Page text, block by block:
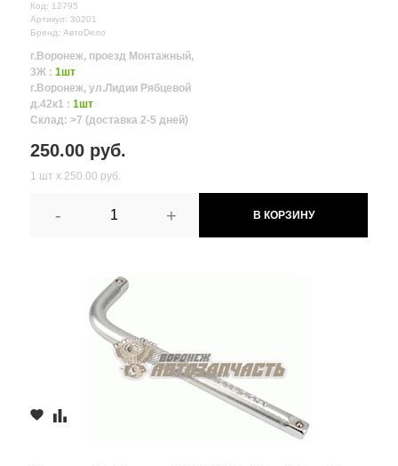
Код: 12795
Артикул: 30201
Бренд: АвтоDело
г.Воронеж, проезд Монтажный,
3Ж : 1шт
г.Воронеж, ул.Лидии Рябцевой
д.42к1 : 1шт
Склад: >7 (доставка 2-5 дней)
250.00 руб.
1 шт х 250.00 руб.
- + В КОРЗИНУ